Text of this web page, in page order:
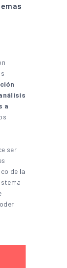
a
ser
de la